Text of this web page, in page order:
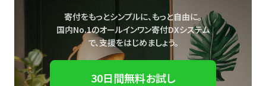
寄付をもっとシンプルに、もっと自由に。
国内No.1のオールインワン寄付DXシステム
で、支援をはじめましょう。
30日間無料お試し